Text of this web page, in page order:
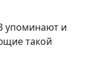
упоминают и
такой